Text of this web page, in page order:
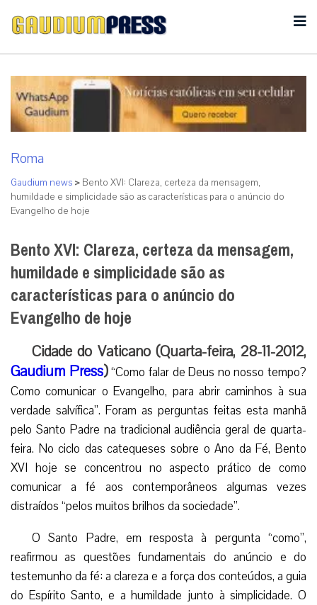
Roma
Gaudium news > Bento XVI: Clareza, certeza da mensagem,
humildade e simplicidade são as características para o anúncio do
Evangelho de hoje
Bento XVI: Clareza, certeza da mensagem,
humildade e simplicidade são as
características para o anúncio do
Evangelho de hoje
Cidade do Vaticano (Quarta-feira, 28-11-2012,
Gaudium Press)“Como falar de Deus no nosso tempo?
Como comunicar o Evangelho, para abrir caminhos à sua
verdade salvífica”. Foram as perguntas feitas esta manhã
pelo Santo Padre na tradicional audiência geral de quarta-
feira. No ciclo das catequeses sobre o Ano da Fé, Bento
XVI hoje se concentrou no aspecto prático de como
comunicar a fé aos contemporâneos algumas vezes
distraídos “pelos muitos brilhos da sociedade”.
O Santo Padre, em resposta à pergunta “como”,
reafirmou as questões fundamentais do anúncio e do
testemunho da fé: a clareza e a força dos conteúdos, a guia
do Espírito Santo, e a humildade junto à simplicidade. O